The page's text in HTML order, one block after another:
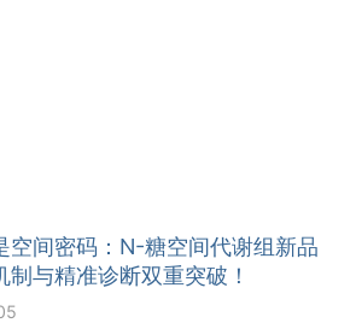
空间密码：N-糖空间代谢组新品
与精准诊断双重突破！